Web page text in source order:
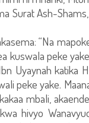
Surat Ash-
“Na
kuswala peke
Uyaynah katika
peke yake.
mbali,
hivyo